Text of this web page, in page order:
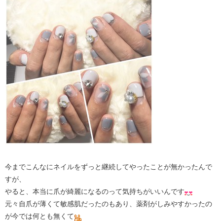
今までこんなにネイルをずっと継続してやったことが無かったんで
すが、
やると、本当に爪が綺麗になるのって気持ちがいいんです
元々自爪が薄くて敏感肌だったのもあり、薬剤がしみやすかったの
が今では何とも無くて